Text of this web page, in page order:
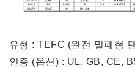
유형 : TEFC (완전 밀폐형
인증 (옵션) : UL, GB, CE,